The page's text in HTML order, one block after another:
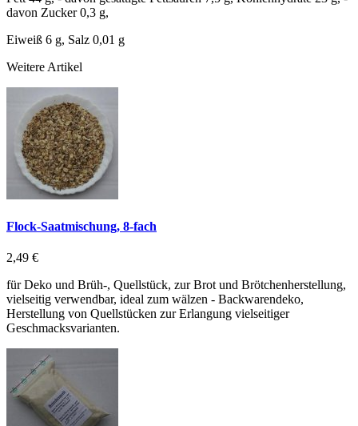
davon Zucker 0,3 g,
Eiweiß 6 g, Salz 0,01 g
Weitere Artikel
Flock-Saatmischung, 8-fach
2,49 €
für Deko und Brüh-, Quellstück, zur Brot und Brötchenherstellung,
vielseitig verwendbar, ideal zum wälzen - Backwarendeko,
Herstellung von Quellstücken zur Erlangung vielseitiger
Geschmacksvarianten.